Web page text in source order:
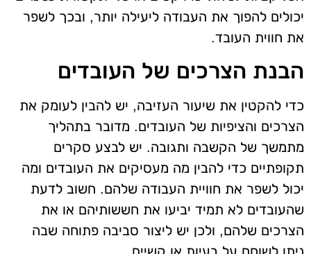
יכולים להפוך את העבודה ליעילה יותר, ובכך לשפר
את חווית העובד.
הבנת הצרכים של העובדים
כדי להקטין את שיעור העזיבה, יש להבין לעומק את
הצרכים והציפיות של העובדים. מדובר בתהליך
מתמשך של הקשבה ותגובה. יש לבצע סקרים
תקופתיים כדי להבין מה מעסיקים את העובדים ומה
יכול לשפר את חוויית העבודה שלהם. חשוב לדעת
שהעובדים לא תמיד יביעו את חששותיהם או את
הצרכים שלהם, ולכן יש ליצור סביבה פתוחה שבה